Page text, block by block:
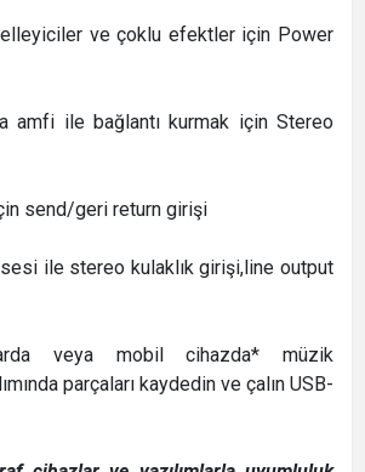
ve çoklu efektler için Power
amfi ile bağlantı kurmak için Stereo
send/geri return girişi
sesi ile stereo kulaklık girişi,line output
veya mobil cihazda* müzik
parçaları kaydedin ve çalın USB-